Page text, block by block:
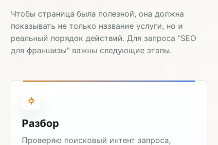
Чтобы страница была полезной, она должна
показывать не только название услуги, но и
реальный порядок действий. Для запроса "SEO
для франшизы" важны следующие этапы.
Разбор
Проверяю поисковый интент запроса,